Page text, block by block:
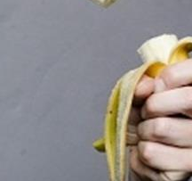
الذي ذاع صيته مؤخرًا في
الموز الأخضر
حسبما نشر موقع